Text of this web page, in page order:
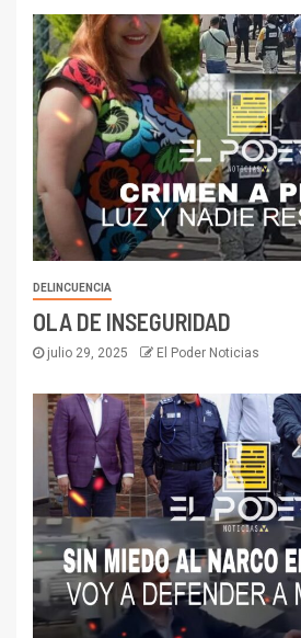
DELINCUENCIA
OLA DE INSEGURIDAD
julio 29, 2025 El Poder Noticias